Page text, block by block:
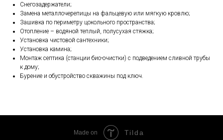
Снегозадержатели;
Замена металлочерепицы на фальцевую или мягкую кровлю;
Зашивка по периметру цокольного пространства;
Отопление – водяной теплый, полусухая стяжка;
Установка чистовой сантехники;
Установка камина;
Монтаж септика (станции био-очистки) с подведением сливной трубы
к дому;
Бурение и обустройство скважины под ключ.
Made on Tilda